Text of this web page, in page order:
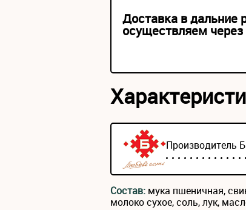
Доставка в дальние
осуществляем
Производитель
Состав: мука пшеничная,
молоко сухое, соль, лук,